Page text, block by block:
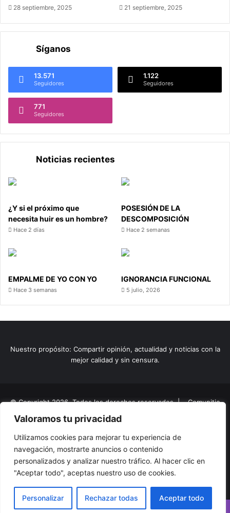
Valoramos tu privacidad
Utilizamos cookies para mejorar tu experiencia de
navegación, mostrarte anuncios o contenido
personalizados y analizar nuestro tráfico. Al hacer clic en
"Aceptar todo", aceptas nuestro uso de cookies.
Personalizar Rechazar todas Aceptar todo
28 septiembre, 2025 21 septiembre, 2025
Síganos
13.571
Seguidores
1.122
Seguidores
771
Seguidores
Noticias recientes
¿Y si el próximo que
necesita huir es un hombre?
Hace 2 días
POSESIÓN DE LA
DESCOMPOSICIÓN
Hace 2 semanas
EMPALME DE YO CON YO
Hace 3 semanas
IGNORANCIA FUNCIONAL
5 julio, 2026
Nuestro propósito: Compartir opinión, actualidad y noticias con la
mejor calidad y sin censura.
© Copyright 2026, Todos los derechos reservados | Comunitic
SAS BICNit 901228106
Home
Actualidad Variedades Opinion Turismo
El Tinteadero
Caricaturas Reportajes
FacebookYouTubeInstagram